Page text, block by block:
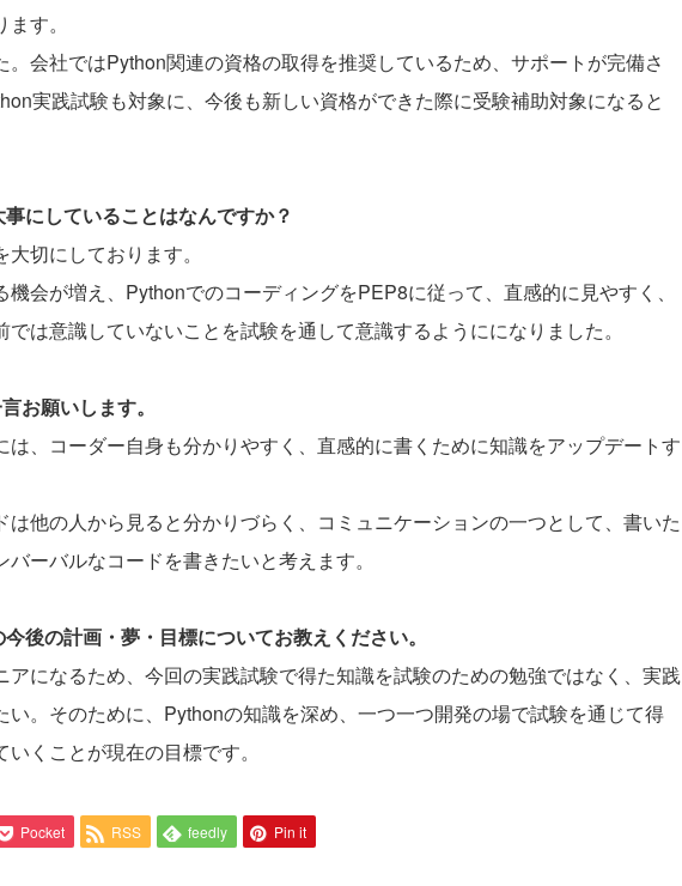
す。
会社ではPython関連の資格の取得を推奨しているため、サポートが完備さ
実践試験も対象に、今後も新しい資格ができた際に受験補助対象になると
にしていることはなんですか？
切にしております。
会が増え、PythonでのコーディングをPEP8に従って、直感的に見やすく、
は意識していないことを試験を通して意識するようにになりました。
お願いします。
は、コーダー自身も分かりやすく、直感的に書くために知識をアップデートす
他の人から見ると分かりづらく、コミュニケーションの一つとして、書いた
ーバルなコードを書きたいと考えます。
後の計画・夢・目標についてお教えください。
になるため、今回の実践試験で得た知識を試験のための勉強ではなく、実践
い。そのために、Pythonの知識を深め、一つ一つ開発の場で試験を通じて得
くことが現在の目標です。
Pocket RSS feedly Pin it